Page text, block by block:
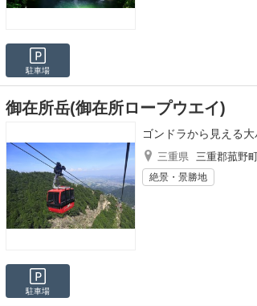
駐車場
御在所岳(御在所ロープウエイ)
ゴンドラから見える
三重県 三重郡菰野
絶景・景勝地
駐車場